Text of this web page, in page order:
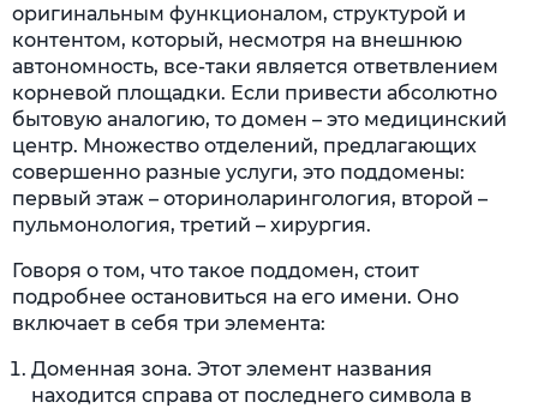
оригинальным функционалом, структурой и
контентом, который, несмотря на внешнюю
автономность, все-таки является ответвлением
корневой площадки. Если привести абсолютно
бытовую аналогию, то домен – это медицинский
центр. Множество отделений, предлагающих
совершенно разные услуги, это поддомены:
первый этаж – оториноларингология, второй –
пульмонология, третий – хирургия.
Говоря о том, что такое поддомен, стоит
подробнее остановиться на его имени. Оно
включает в себя три элемента:
Доменная зона. Этот элемент названия
находится справа от последнего символа в